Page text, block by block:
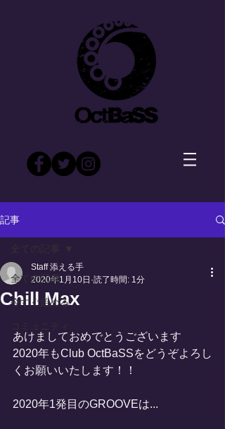
記事
全ての記事
今すぐ始める
コミュニティ
全ての記事
Chill Max
Staff 添える手
2020年1月10日 読了時間: 1分
あけましておめでとうございます
2020年もClub OctBaSSをどうぞよろし
くお願いいたします！！
2020年1発目のGROOVEは...